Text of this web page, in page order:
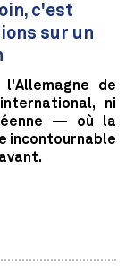
c'est
sur un
de
ni
— où la
incontournable